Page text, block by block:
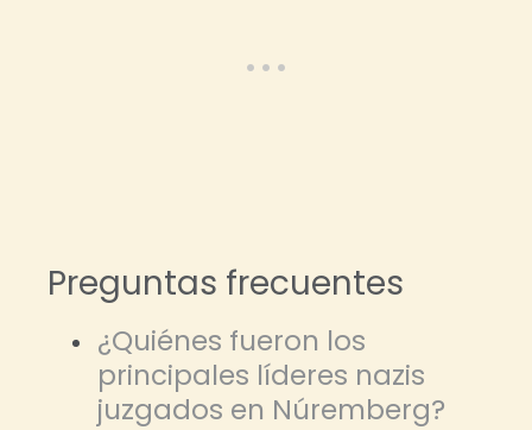
Preguntas frecuentes
¿Quiénes fueron los
principales líderes nazis
juzgados en Núremberg?